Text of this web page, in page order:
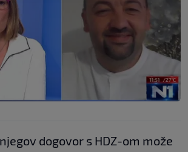
dogovor s HDZ-om može